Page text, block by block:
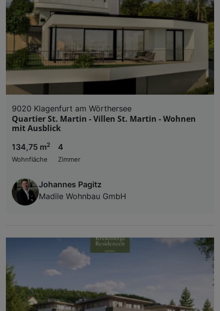
9020 Klagenfurt am Wörthersee
Quartier St. Martin - Villen St. Martin - Wohnen
mit Ausblick
134,75 m2
Wohnfläche
4
Zimmer
Johannes Pagitz
Madile Wohnbau GmbH